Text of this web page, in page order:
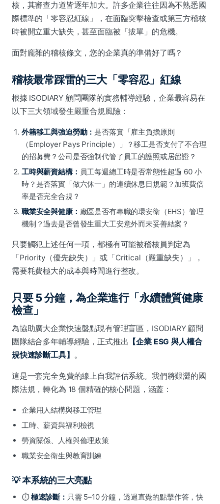
核，其審查力道皆逐年加大。許多企業往往因為不熟悉國
際標準的「零容忍紅線」，在面臨突擊檢查或第三方稽核
時被開立重大缺失，甚至面臨被「拔單」的危機。
面對龐雜的稽核條文，您的企業真的準備好了嗎？
稽核最常踩雷的三大「零容忍」紅線
根據 ISODIARY 顧問團隊的實務輔導經驗，企業最容易在
以下三大領域發生嚴重合規風險：
外籍移工與強迫勞動： 是否落實「雇主負擔原則
（Employer Pays Principle）」？移工是否支付了不合理
的招募費？公司是否強制代管了員工的護照或居留證？
工時與薪資結構： 員工每週總工時是否常態性超過 60 小
時？是否落實「做六休一」的連續休息日規範？加班費倍
率是否完全合規？
職業安全與健康： 廠區是否有專職的環安衛（EHS）管理
機制？過去是否曾發生重大工安意外而未妥善結案？
只要觸犯上述任何一項，都極有可能被稽核員判定為
「Priority（優先缺失）」或「Critical（嚴重缺失）」，
需要耗費極大的成本與時間進行整改。
只要 5 分鐘，為企業進行「永續體質健康
檢查」
為協助廣大企業快速盤點現有管理盲區，ISODIARY 顧問
團隊結合多年輔導經驗，正式推出 【企業 ESG 與人權合
規快速診斷工具】 。
這是一套完全免費的線上自我評估系統。我們將艱澀的國
際法規，轉化為 18 個精確的核心問題，涵蓋：
企業用人結構與移工管理
工時、薪資與福利檢視
勞資關係、人權與倫理政策
職業安全衛生與教育訓練
💡 本系統的三大亮點
⏱️極速診斷： 只需 5–10 分鐘，透過直覺的點擊作答，快